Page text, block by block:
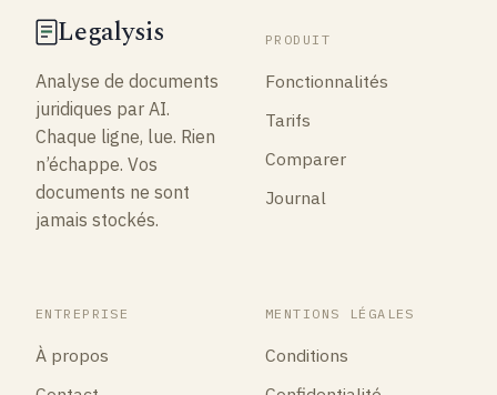
Legalysis
Analyse de documents
juridiques par AI.
Chaque ligne, lue. Rien
n’échappe. Vos
documents ne sont
jamais stockés.
PRODUIT
Fonctionnalités
Tarifs
Comparer
Journal
ENTREPRISE
À propos
MENTIONS LÉGALES
Conditions